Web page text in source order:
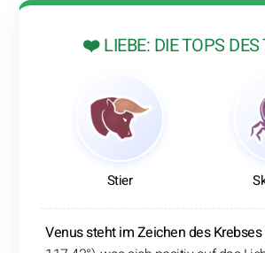
❤️ LIEBE: DIE TOPS DES
Stier
Venus steht im Zeichen des Krebses